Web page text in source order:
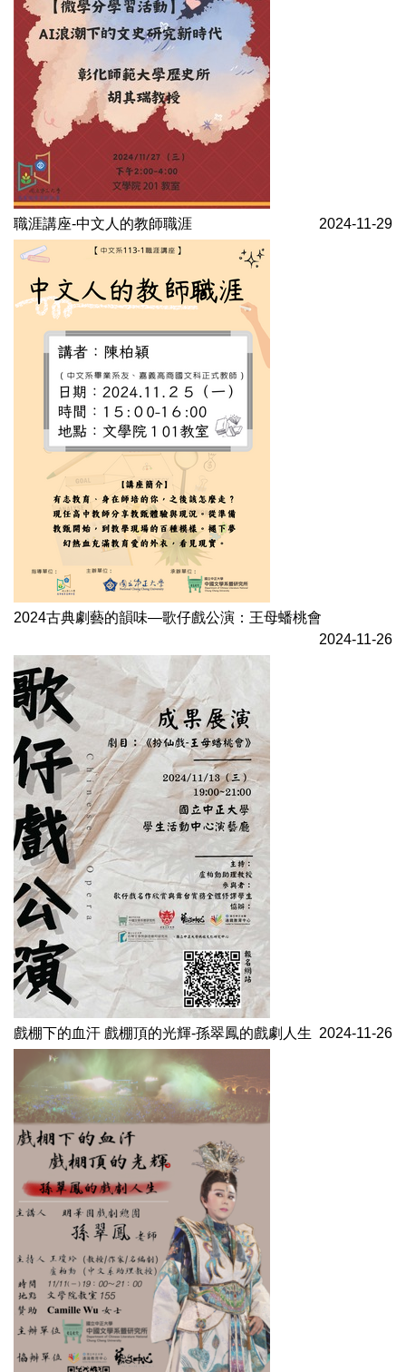
職涯講座-中文人的教師職涯 2024-11-29
2024古典劇藝的韻味—歌仔戲公演：王母蟠桃會
2024-11-26
戲棚下的血汗 戲棚頂的光輝-孫翠鳳的戲劇人生 2024-11-26